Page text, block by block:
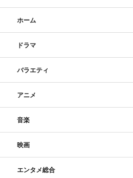
ホーム
ドラマ
バラエティ
アニメ
音楽
映画
エンタメ総合